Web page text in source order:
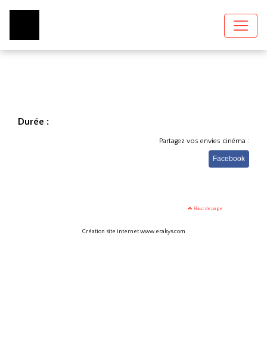
Durée :
Partagez vos envies cinéma :
Facebook
Haut de page
Création site internet www.erakys.com